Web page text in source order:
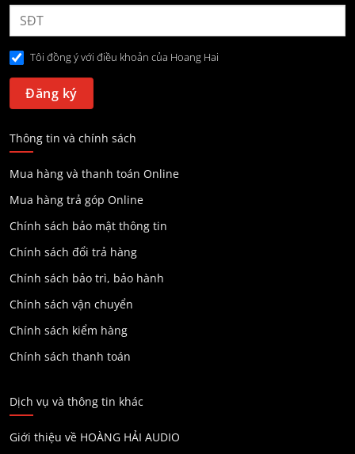
Tôi đồng ý với điều khoản của Hoang Hai
Thông tin và chính sách
Mua hàng và thanh toán Online
Mua hàng trả góp Online
Chính sách bảo mật thông tin
Chính sách đổi trả hàng
Chính sách bảo trì, bảo hành
Chính sách vận chuyển
Chính sách kiểm hàng
Chính sách thanh toán
Dịch vụ và thông tin khác
Giới thiệu về HOÀNG HẢI AUDIO